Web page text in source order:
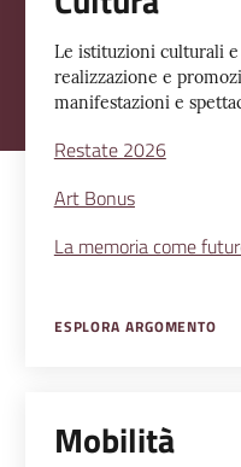
Le istituzioni culturali
realizzazione e
manifestazioni e
Restate 2026
Art Bonus
La memoria come
ESPLORA ARGOMENTO
Mobilità